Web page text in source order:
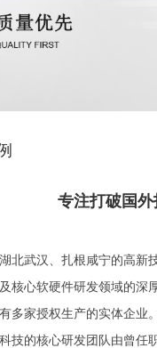
专注打破国
武汉、扎根咸宁的高新技
核心软硬件研发领域的
多家授权生产的实体企业。
的核心研发团队由曾任职